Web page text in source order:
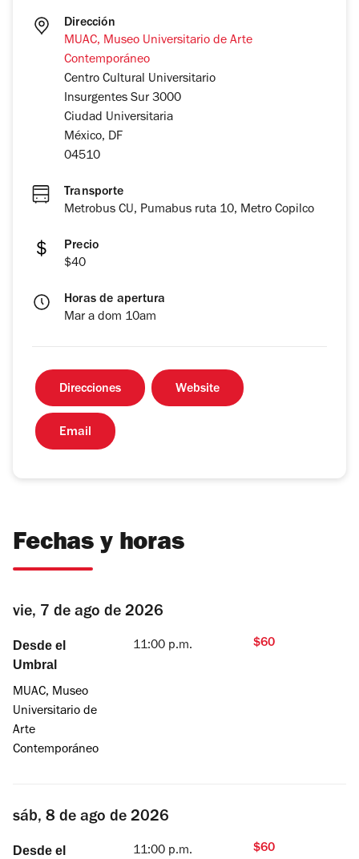
Dirección
MUAC, Museo Universitario de Arte
Contemporáneo
Centro Cultural Universitario
Insurgentes Sur 3000
Ciudad Universitaria
México, DF
04510
Transporte
Metrobus CU, Pumabus ruta 10, Metro Copilco
Precio
$40
Horas de apertura
Mar a dom 10am
Direcciones Website
Email
Fechas y horas
vie, 7 de ago de 2026
Desde el
Umbral
MUAC, Museo
Universitario de
Arte
Contemporáneo
11:00 p.m. $60
sáb, 8 de ago de 2026
Desde el
11:00 p.m. $60